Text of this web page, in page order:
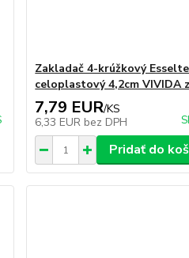
Zakladač 4-krúžkový Esselte
celoplastový 4,2cm VIVIDA
7,79 EUR/KS
6,33 EUR bez DPH
Pridať do